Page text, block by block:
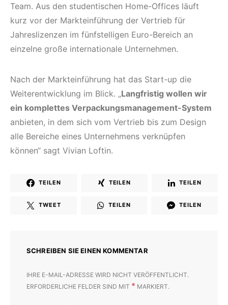
Team. Aus den studentischen Home-Offices läuft
kurz vor der Markteinführung der Vertrieb für
Jahreslizenzen im fünfstelligen Euro-Bereich an
einzelne große internationale Unternehmen.
Nach der Markteinführung hat das Start-up die
Weiterentwicklung im Blick. „Langfristig wollen wir
ein komplettes Verpackungsmanagement-System
anbieten, in dem sich vom Vertrieb bis zum Design
alle Bereiche eines Unternehmens verknüpfen
können“ sagt Vivian Loftin.
TEILEN TEILEN TEILEN
TWEET TEILEN TEILEN
SCHREIBEN SIE EINEN KOMMENTAR
IHRE E-MAIL-ADRESSE WIRD NICHT VERÖFFENTLICHT.
ERFORDERLICHE FELDER SIND MIT * MARKIERT.